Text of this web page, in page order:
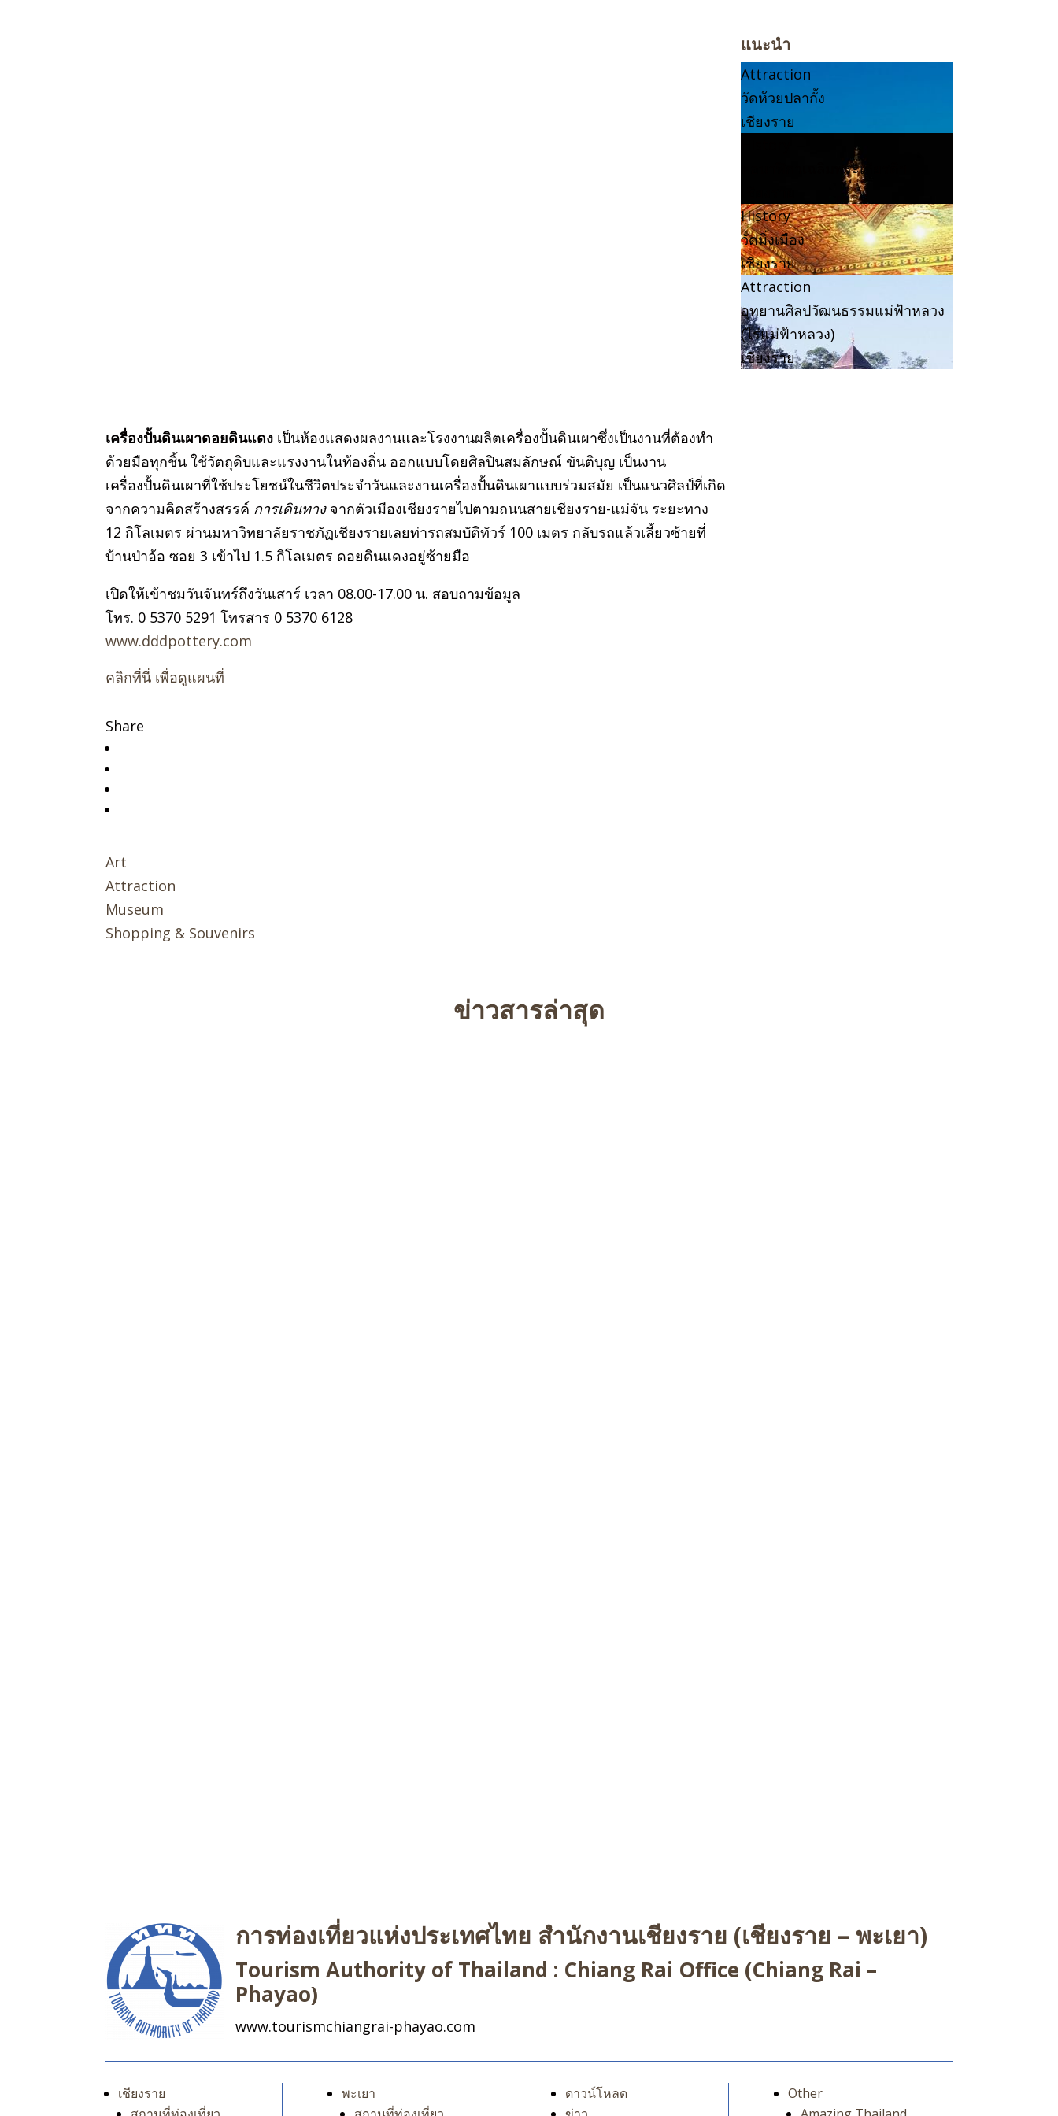
เครื่องปั้นดินเผาดอยดินแดง เป็นห้องแสดงผลงานและโรงงานผลิตเครื่องปั้นดินเผาซึ่งเป็นงานที่ต้องทำ
ด้วยมือทุกชิ้น ใช้วัตถุดิบและแรงงานในท้องถิ่น ออกแบบโดยศิลปินสมลักษณ์ ขันติบุญ เป็นงาน
เครื่องปั้นดินเผาที่ใช้ประโยชน์ในชีวิตประจำวันและงานเครื่องปั้นดินเผาแบบร่วมสมัย เป็นแนวศิลป์ที่เกิด
จากความคิดสร้างสรรค์ การเดินทางจากตัวเมืองเชียงรายไปตามถนนสายเชียงราย-แม่จัน ระยะทาง
12 กิโลเมตร ผ่านมหาวิทยาลัยราชภัฏเชียงรายเลยท่ารถสมบัติทัวร์ 100 เมตร กลับรถแล้วเลี้ยวซ้ายที่
บ้านป่าอ้อ ซอย 3 เข้าไป 1.5 กิโลเมตร ดอยดินแดงอยู่ซ้ายมือ
เปิดให้เข้าชมวันจันทร์ถึงวันเสาร์ เวลา 08.00-17.00 น. สอบถามข้อมูล
โทร. 0 5370 5291 โทรสาร 0 5370 6128
www.dddpottery.com
คลิกที่นี่ เพื่อดูแผนที่
Share
Art
Attraction
Museum
Shopping & Souvenirs
แนะนำ
Attraction
วัดห้วยปลากั้ง
เชียงราย
หอนาฬิกาเฉลิมพระเกียรติฯ
History
วัดมิ่งเมือง
เชียงราย
Attraction
อุทยานศิลปวัฒนธรรมแม่ฟ้าหลวง
(ไร่แม่ฟ้าหลวง)
เชียงราย
ข่าวสารล่าสุด
การท่องเที่ยวแห่งประเทศไทย สำนักงานเชียงราย (เชียงราย – พะเยา)
Tourism Authority of Thailand : Chiang Rai Office (Chiang Rai –
Phayao)
www.tourismchiangrai-phayao.com
เชียงราย
พะเยา
ดาวน์โหลด
Other